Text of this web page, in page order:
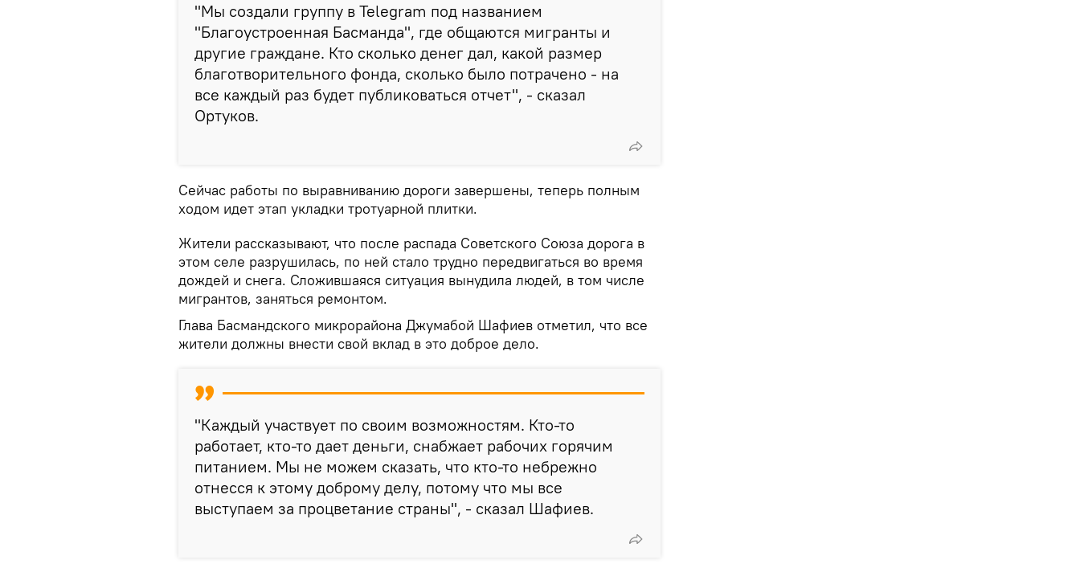
"Мы создали группу в Telegram под названием
"Благоустроенная Басманда", где общаются мигранты и
другие граждане. Кто сколько денег дал, какой размер
благотворительного фонда, сколько было потрачено - на
все каждый раз будет публиковаться отчет", - сказал
Ортуков.
Сейчас работы по выравниванию дороги завершены, теперь полным
ходом идет этап укладки тротуарной плитки.
Жители рассказывают, что после распада Советского Союза дорога в
этом селе разрушилась, по ней стало трудно передвигаться во время
дождей и снега. Сложившаяся ситуация вынудила людей, в том числе
мигрантов, заняться ремонтом.
Глава Басмандского микрорайона Джумабой Шафиев отметил, что все
жители должны внести свой вклад в это доброе дело.
"Каждый участвует по своим возможностям. Кто-то
работает, кто-то дает деньги, снабжает рабочих горячим
питанием. Мы не можем сказать, что кто-то небрежно
отнесся к этому доброму делу, потому что мы все
выступаем за процветание страны", - сказал Шафиев.